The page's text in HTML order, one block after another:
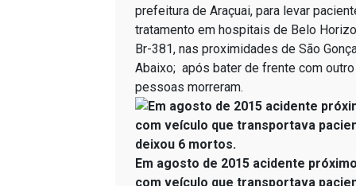
prefeitura de Araçuai, para levar
tratamento em hospitais de Belo
Br-381, nas proximidades de São
Abaixo; após bater de frente com
pessoas morreram.
Em agosto de 2015 acidente
com veículo que transportava